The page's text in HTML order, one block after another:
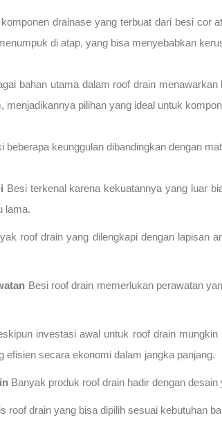
drainase yang terbuat dari besi cor
di atap, yang bisa menyebabkan
bahan utama dalam roof drain
menjadikannya pilihan yang ideal untuk
beberapa keunggulan dibandingkan dengan
Besi terkenal karena kekuatannya yang luar
lama.
roof drain yang dilengkapi dengan lapisan
Besi roof drain memerlukan perawatan
investasi awal untuk roof drain
efisien secara ekonomi dalam jangka panjang.
Banyak produk roof drain hadir dengan
roof drain yang bisa dipilih sesuai kebutuhan